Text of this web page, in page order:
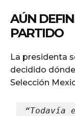
AÚN
PARTIDO
La presidenta
decidido
Selección
“Todavía